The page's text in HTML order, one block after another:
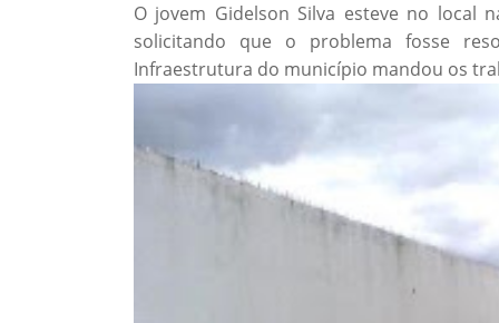
O jovem Gidelson Silva esteve no local
solicitando que o problema fosse
Infraestrutura do município mandou os